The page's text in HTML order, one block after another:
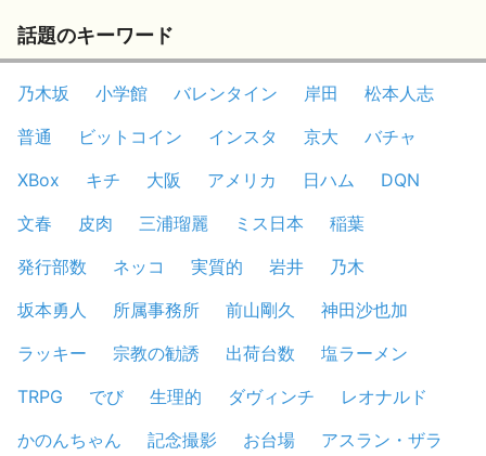
話題のキーワード
乃木坂 小学館 バレンタイン 岸田
松本人志
普通
ビットコイン インスタ 京大
バチャ
XBox
キチ 大阪 アメリカ 日ハム
DQN
文春
皮肉 三浦瑠麗 ミス日本
稲葉
発行部数
ネッコ 実質的 岩井
乃木
坂本勇人
所属事務所 前山剛久
神田沙也加
ラッキー
宗教の勧誘 出荷台数
塩ラーメン
TRPG
でび 生理的 ダヴィンチ
レオナルド
かのんちゃん
記念撮影 お台場
アスラン・ザラ